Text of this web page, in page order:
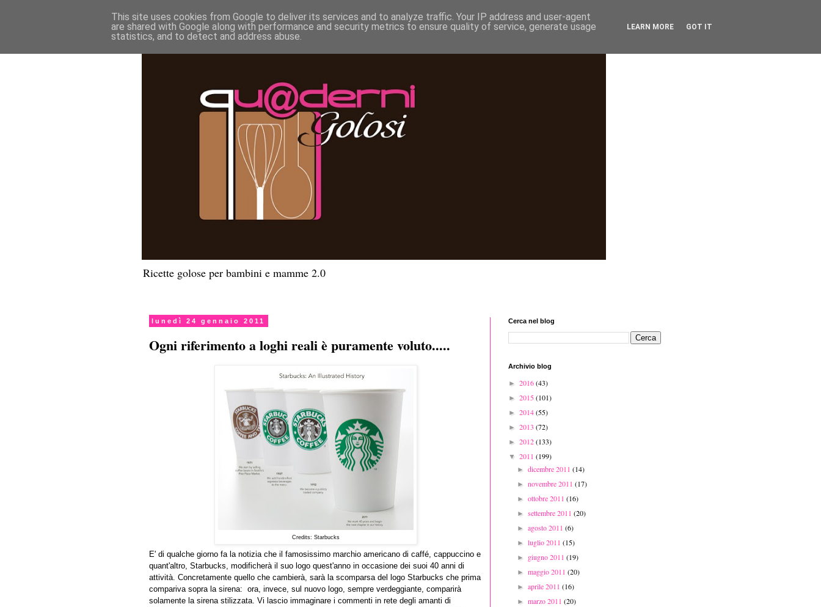
Ricette golose per bambini e mamme 2.0
lunedì 24 gennaio 2011
Ogni riferimento a loghi reali è puramente voluto.....
Credits: Starbucks
E' di qualche giorno fa la notizia che il famosissimo marchio americano di caffé, cappuccino e
quant'altro, Starbucks, modificherà il suo logo quest'anno in occasione dei suoi 40 anni di
attività. Concretamente quello che cambierà, sarà la scomparsa del logo Starbucks che prima
compariva sopra la sirena: ora, invece, sul nuovo logo, sempre verdeggiante, comparirà
solamente la sirena stilizzata. Vi lascio immaginare i commenti in rete degli amanti di
Cerca nel blog
Archivio blog
► 2016(43)
► 2015(101)
► 2014(55)
► 2013 (72)
► 2012(133)
▼ 2011 (199)
►dicembre 2011(14)
►novembre 2011(17)
►ottobre 2011(16)
►settembre 2011(20)
►agosto 2011(6)
►luglio 2011(15)
► giugno 2011(19)
►maggio 2011(20)
►aprile 2011(16)
►marzo 2011(20)
This site uses cookies from Google to deliver its services and to analyze traffic. Your IP address and user-agent
are shared with Google along with performance and security metrics to ensure quality of service, generate usage
statistics, and to detect and address abuse.
LEARN MORE GOT IT